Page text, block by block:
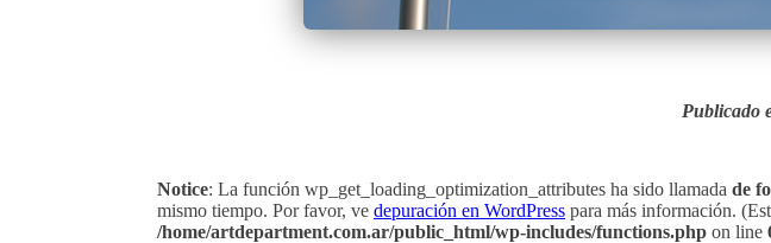
Publicado
Notice: La función wp_get_loading_optimization_attributes ha sido llamada de
mismo tiempo. Por favor, ve depuración en WordPress para más información.
/home/artdepartment.com.ar/public_html/wp-includes/functions.php on line